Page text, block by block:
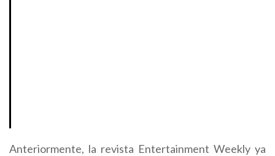
Anteriormente, la revista Entertainment Weekly ya